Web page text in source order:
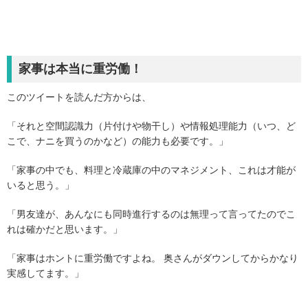
家事は本当に重労働！
このツイートを読んだ方からは、
「それと空間認識力（片付けや物干し）や情報処理能力（いつ、ど
こで、ナニを買うのかなど）の能力も必要です。」
「家事の中でも、料理と冷蔵庫の中のマネジメント、これは才能が
いると思う。」
「男友達が、あんなにも同時進行するのは無理って言ってたのでこ
れは確かだと思います。」
「家事はホントに重労働ですよね。 奥さんがダウンしてからかなり
実感してます。」